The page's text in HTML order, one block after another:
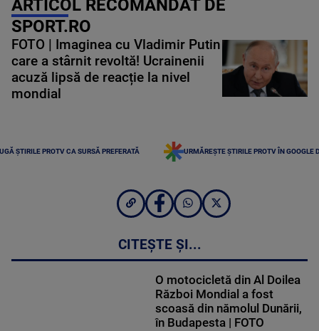
ARTICOL RECOMANDAT DE
SPORT.RO
FOTO | Imaginea cu Vladimir Putin
care a stârnit revoltă! Ucrainenii
acuză lipsă de reacție la nivel
mondial
ȘTIRILE PROTV CA SURSĂ PREFERATĂ URMĂREȘTE ȘTIRILE PROTV ÎN GOOGLE
CITEȘTE ȘI...
O motocicletă din Al Doilea
Război Mondial a fost
scoasă din nămolul Dunării,
în Budapesta | FOTO